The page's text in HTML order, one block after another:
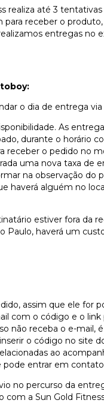
realiza até 3
para receber o
entregas no
o dia de entrega
As
durante o horário
receber o pedido no
uma nova taxa de
na observação do
haverá alguém no
estiver fora da
Paulo, haverá um
assim que ele for
com o código e o link
não receba o e-mail,
o código no site
ao
pode entrar em
no percurso da
com a Sun Gold